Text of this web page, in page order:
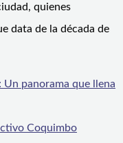
quienes
data de la década de
panorama que llena
Coquimbo